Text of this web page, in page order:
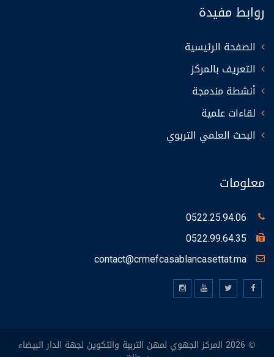
روابط مفيدة
الصفحة الرئيسية
التعريف بالمركز
أنشطة مندمجة
لقاءات علمية
البحث العلمي التربوي
معلومات
0522.25.94.06
0522.99.64.35
contact@crmefcasablancasettat.ma
©
2026 المركز الجهوي لمهن التربية والتكوين لجهة الدار البيضاء